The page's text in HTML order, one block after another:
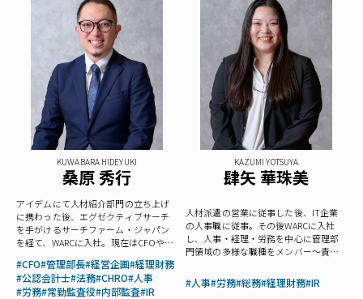
KUWABARA HIDEYUKI
桑原 秀行
アイデムにて人材紹介部門の立ち上げ
に携わった後、エグゼクティブサーチ
を手がけるサーチファーム・ジャパン
を経て、WARCに入社。現在はCFOや管
った管理部門全般の支援を強みとす
る。
#CFO#管理部長#経営企画#経理財務
#公認会計士#法務#CHRO#人事
#労務#常勤監査役#内部監査#IR
KAZUMI YOTSUYA
肆矢 華珠美
人材派遣の営業に従事した後、IT企業
の人事職に従事。その後WARCに入社
し、人事・経理・労務を中心に管理部
門領域の多様な職種をメンバー～責任
#人事#労務#総務#経理財務#IR